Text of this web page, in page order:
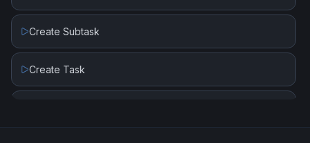
Create Subtask
Create Task